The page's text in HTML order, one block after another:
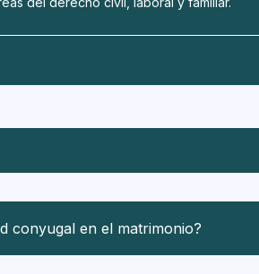
conyugal?
y desventajas de la
conyugal en el matrimonio?